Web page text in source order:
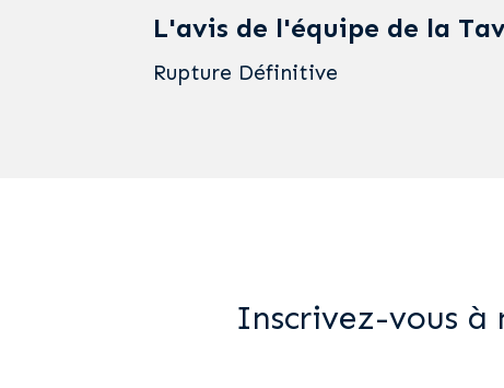
L'avis de l'équipe de la
Rupture Définitive
Inscrivez-vous à